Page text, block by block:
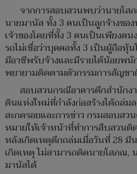
จากการสอบสวนพบว่านายโส
นายมานัส ทั้ง 3 คนเป็นลูกจ้างขอ
เจ้าของโดยที่ทั้ง 3 คนเป็นเพียงค
รถไม่เชื่อว่าบุคคลทั้ง 3 เป็นผู้ถือหุ้น
มีอาชีพรับจ้างและมีรายได้น้อยพนั
พยายามติดตามตัวกรรมการสัญช
สอบสวนกรณีอาคารตึกสำนักง
ดินแห่งใหม่ที่กำลังก่อสร้างได้ถล่ม
สะกดรอยและการข่าว กรมสอบส
หมายให้เจ้าหน้าที่ทำการสืบสวน
หลังเกิดเหตุตึกถล่มเมื่อวันที่ 28 มี
เกิดเหตุ ไม่สามารถติดนายโสภณ,
มานัสได้